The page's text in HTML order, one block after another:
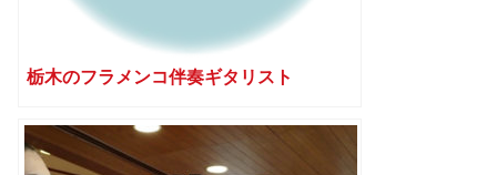
栃木のフラメンコ伴奏ギタリスト